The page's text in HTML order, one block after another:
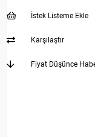
İstek Listeme Ekle
Karşılaştır
Fiyat Düşünce